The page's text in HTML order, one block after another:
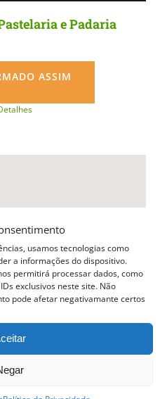
usamos tecnologias como
a informações do dispositivo.
permitirá processar dados, como
exclusivos neste site. Não
pode afetar negativamante certos
e Padaria
ASSIM